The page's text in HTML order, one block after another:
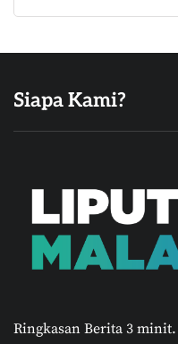
Siapa Kami?
Ringkasan Berita 3 minit.